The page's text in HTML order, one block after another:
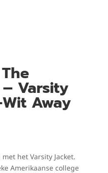
Varsity
Away
het Varsity Jacket.
Amerikaanse college